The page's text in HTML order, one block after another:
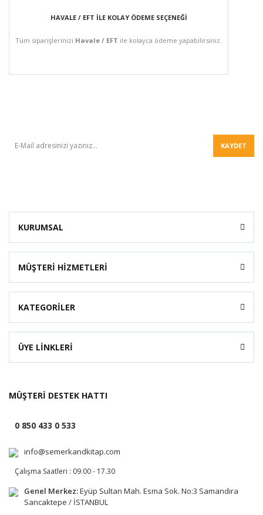
HAVALE / EFT İLE KOLAY ÖDEME SEÇENEĞİ
Tüm siparişlerinizi Havale / EFT ile kolayca ödeme yapabilirsiniz.
KAYDET
KURUMSAL
MÜŞTERİ HİZMETLERİ
KATEGORİLER
ÜYE LİNKLERİ
MÜŞTERİ DESTEK HATTI
0 850 433 0 533
info@semerkandkitap.com
Çalışma Saatleri : 09.00 - 17.30
Genel Merkez:Eyüp Sultan Mah. Esma Sok. No:3 Samandıra
Sancaktepe / İSTANBUL